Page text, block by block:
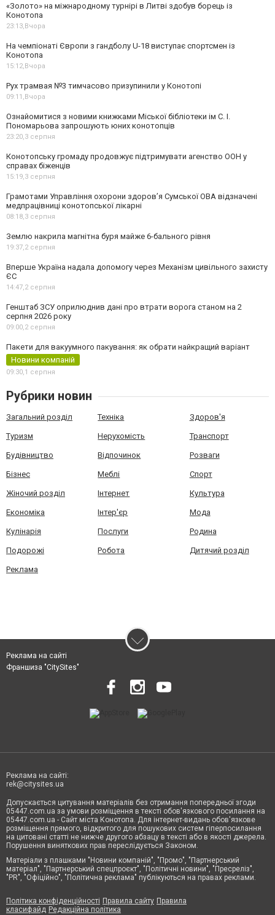
«Золото» на міжнародному турнірі в Литві здобув борець із
Конотопа
23:13, Вчора
На чемпіонаті Європи з гандболу U-18 виступає спортсмен із
Конотопа
15:12, Вчора
Рух трамвая №3 тимчасово призупинили у Конотопі
09:11, Вчора
Ознайомитися з новими книжками Міської бібліотеки ім С. І.
Пономарьова запрошують юних конотопців
23:20, 3 серпня
Конотопську громаду продовжує підтримувати агенство ООН у
справах біженців
15:19, 3 серпня
Грамотами Управління охорони здоров’я Сумської ОВА відзначені
медпрацівниці конотопської лікарні
08:18, 3 серпня
Землю накрила магнітна буря майже 6-бального рівня
19:37, 2 серпня
Вперше Україна надала допомогу через Механізм цивільного захисту
ЄС
14:47, 2 серпня
Генштаб ЗСУ оприлюднив дані про втрати ворога станом на 2
серпня 2026 року
09:00, 2 серпня
Пакети для вакуумного пакування: як обрати найкращий варіант
Новини компаній
09:30, 1 серпня
Рубрики новин
Загальний розділ Техніка Здоров'я
Туризм Нерухомість Транспорт
Будівництво Відпочинок Розваги
Бізнес Меблі Спорт
Жіночий розділ Інтернет Культура
Економіка Інтер'єр Мода
Кулінарія Послуги Родина
Подорожі Робота Дитячий розділ
Реклама
Реклама на сайті
Франшиза "CitySites"
Реклама на сайті:
rek@citysites.ua
Допускається цитування матеріалів без отримання попередньої згоди
05447.com.ua за умови розміщення в тексті обов'язкового посилання на
05447.com.ua - Сайт міста Конотопа. Для інтернет-видань обов'язкове
розміщення прямого, відкритого для пошукових систем гіперпосилання
на цитовані статті не нижче другого абзацу в тексті або в якості джерела.
Порушення виняткових прав переслідується Законом.
Матеріали з плашками "Новини компаній", "Промо", "Партнерський
матеріал", "Партнерський спецпроєкт", "Політичні новини", "Пресреліз",
"PR", "Офіційно", "Політична реклама" публікуються на правах реклами.
Політика конфіденційності Правила сайту Правила
класифайд Редакційна політика